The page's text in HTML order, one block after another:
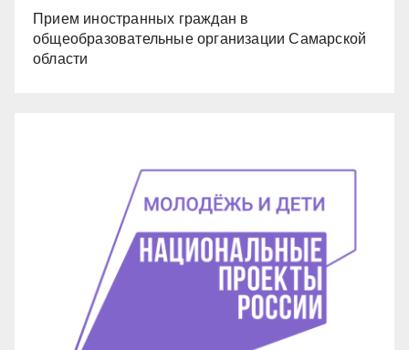
Прием иностранных граждан в
общеобразовательные организации Самарской
области